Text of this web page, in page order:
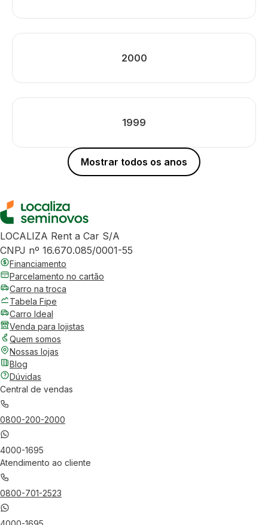
2000
1999
Mostrar todos os anos
LOCALIZA Rent a Car S/A
CNPJ nº 16.670.085/0001-55
Financiamento
Parcelamento no cartão
Carro na troca
Tabela Fipe
Carro Ideal
Venda para lojistas
Quem somos
Nossas lojas
Blog
Dúvidas
Central de vendas
0800-200-2000
4000-1695
Atendimento ao cliente
0800-701-2523